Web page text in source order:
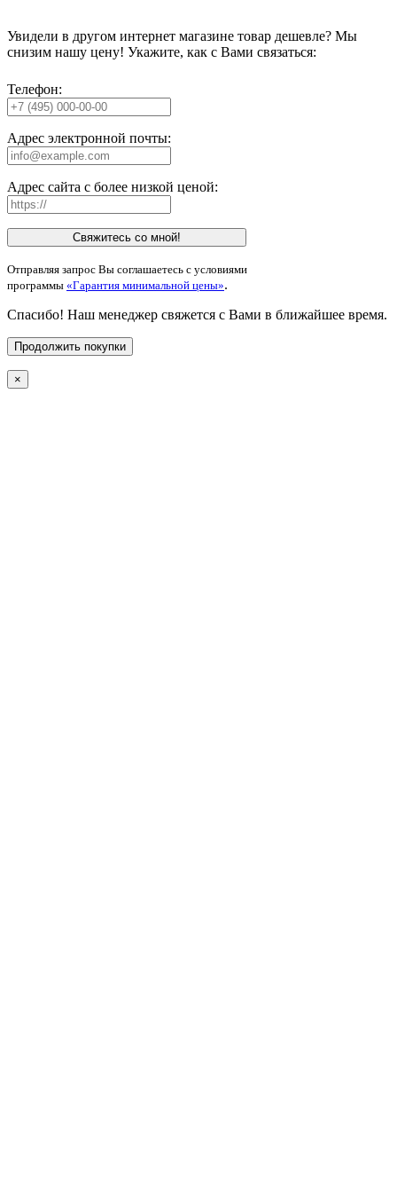
Увидели в другом интернет магазине товар дешевле? Мы
снизим нашу цену! Укажите, как с Вами связаться:
Телефон:
Адрес электронной почты:
Адрес сайта с более низкой ценой:
Свяжитесь со мной!
Отправляя запрос Вы соглашаетесь с условиями
программы «Гарантия минимальной цены».
Спасибо! Наш менеджер свяжется с Вами в ближайшее время.
Продолжить покупки
×